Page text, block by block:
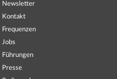
Newsletter
Kontakt
Frequenzen
Jobs
Führungen
Presse